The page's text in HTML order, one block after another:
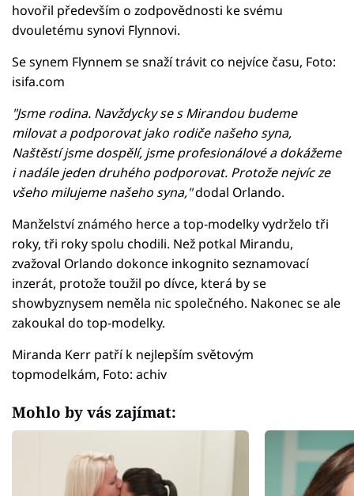
hovořil především o zodpovědnosti ke svému
dvouletému synovi Flynnovi.
Se synem Flynnem se snaží trávit co nejvíce času, Foto:
isifa.com
"Jsme rodina. Navždycky se s Mirandou budeme
milovat a podporovat jako rodiče našeho syna,
Naštěstí jsme dospělí, jsme profesionálové a dokážeme
i nadále jeden druhého podporovat. Protože nejvíc ze
všeho milujeme našeho syna,"dodal Orlando.
Manželství známého herce a top-modelky vydrželo tři
roky, tři roky spolu chodili. Než potkal Mirandu,
zvažoval Orlando dokonce inkognito seznamovací
inzerát, protože toužil po dívce, která by se
showbyznysem neměla nic společného. Nakonec se ale
zakoukal do top-modelky.
Miranda Kerr patří k nejlepším světovým
topmodelkám, Foto: achiv
Mohlo by vás zajímat: